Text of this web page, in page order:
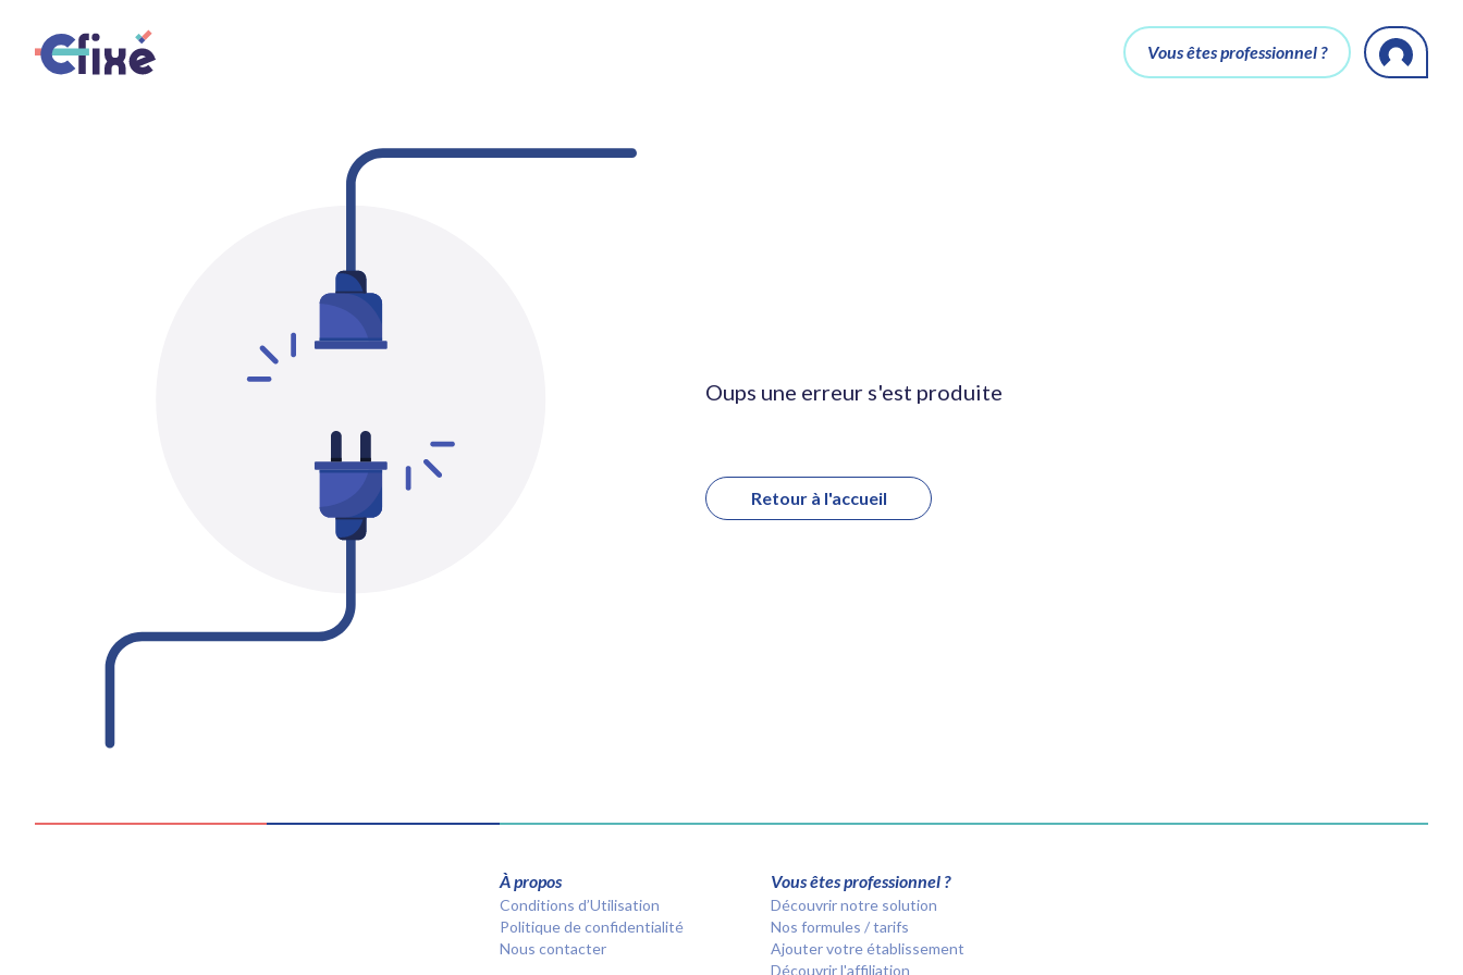
Vous êtes professionnel ?
Oups une erreur s'est produite
Retour à l'accueil
À propos
Conditions d’Utilisation
Politique de confidentialité
Nous contacter
Vous êtes professionnel ?
Découvrir notre solution
Nos formules / tarifs
Ajouter votre établissement
Découvrir l'affiliation